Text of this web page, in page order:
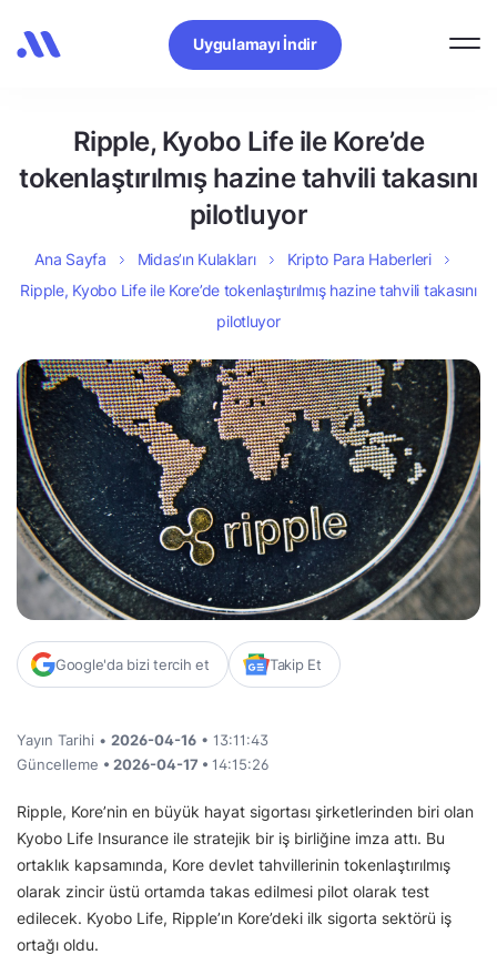
Uygulamayı İndir
Ripple, Kyobo Life ile Kore’de
tokenlaştırılmış hazine tahvili takasını
pilotluyor
Ana Sayfa Midas’ın Kulakları
Kripto Para Haberleri
Ripple, Kyobo Life ile Kore’de tokenlaştırılmış hazine tahvili takasını
pilotluyor
Google'da bizi tercih et Takip Et
Yayın Tarihi • 2026-04-16 • 13:11:43
Güncelleme • 2026-04-17 • 14:15:26
Ripple, Kore’nin en büyük hayat sigortası şirketlerinden biri olan
Kyobo Life Insurance ile stratejik bir iş birliğine imza attı. Bu
ortaklık kapsamında, Kore devlet tahvillerinin tokenlaştırılmış
olarak zincir üstü ortamda takas edilmesi pilot olarak test
edilecek. Kyobo Life, Ripple’ın Kore’deki ilk sigorta sektörü iş
ortağı oldu.